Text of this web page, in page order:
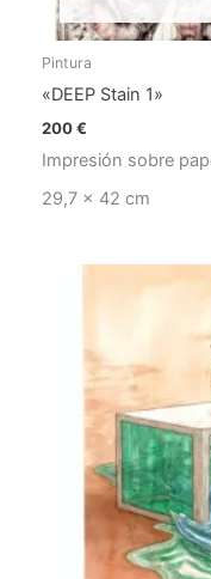
Pintura
«DEEP Stain 1»
200€
Impresión sobre
29,7 x 42 cm